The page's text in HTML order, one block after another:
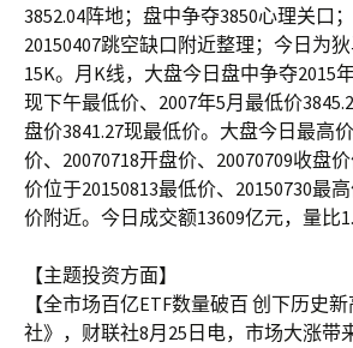
3852.04阵地；盘中争夺3850心理关口
20150407跳空缺口附近整理；今日为
15K。月K线，大盘今日盘中争夺2015
现下午最低价、2007年5月最低价
盘价3841.27现最低价。大盘今日最高
价、20070718开盘价、20070709收盘
价位于20150813最低价、20150730最
价附近。今日成交额13609亿元，量比
【主题投资方面】
【全市场百亿ETF数量破百 创下历史
社》，财联社8月25日电，市场大涨带